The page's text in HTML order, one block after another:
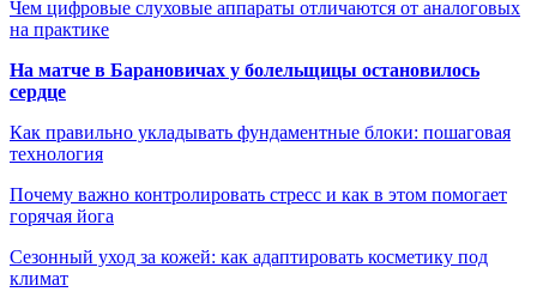
Чем цифровые слуховые аппараты отличаются от аналоговых
на практике
На матче в Барановичах у болельщицы остановилось
сердце
Как правильно укладывать фундаментные блоки: пошаговая
технология
Почему важно контролировать стресс и как в этом помогает
горячая йога
Сезонный уход за кожей: как адаптировать косметику под
климат